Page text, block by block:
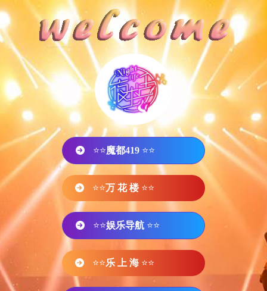
⭐⭐魔都419 ⭐⭐
⭐⭐万 花 楼 ⭐⭐
⭐⭐娱乐导航 ⭐⭐
⭐⭐乐 上 海 ⭐⭐